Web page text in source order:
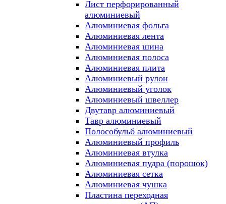
Лист перфорированный
алюминиевый
Алюминиевая фольга
Алюминиевая лента
Алюминиевая шина
Алюминиевая полоса
Алюминиевая плита
Алюминиевый рулон
Алюминиевый уголок
Алюминиевый швеллер
Двутавр алюминиевый
Тавр алюминиевый
Полособульб алюминиевый
Алюминиевый профиль
Алюминиевая втулка
Алюминиевая пудра (порошок)
Алюминиевая сетка
Алюминиевая чушка
Пластина переходная